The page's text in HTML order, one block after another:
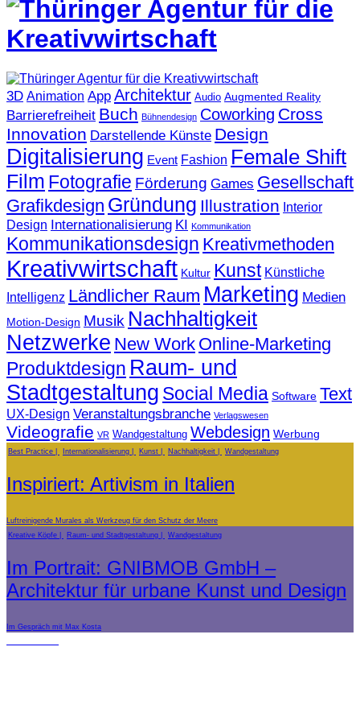
3D Animation App Architektur Audio Augmented Reality
Barrierefreiheit Buch Bühnendesign Coworking Cross
Innovation Darstellende Künste Design
Digitalisierung Event Fashion Female Shift
Film Fotografie Förderung Games Gesellschaft
Grafikdesign Gründung Illustration Interior
Design Internationalisierung KI Kommunikation
Kommunikationsdesign Kreativmethoden
Kreativwirtschaft Kultur Kunst Künstliche
Intelligenz Ländlicher Raum Marketing Medien
Motion-Design Musik Nachhaltigkeit
Netzwerke New Work Online-Marketing
Produktdesign Raum- und
Stadtgestaltung Social Media Software Text
UX-Design Veranstaltungsbranche Verlagswesen
Videografie VR Wandgestaltung Webdesign Werbung
Best Practice Internationalisierung Kunst Nachhaltigkeit Wandgestaltung
Inspiriert: Artivism in Italien
Luftreinigende Murales als Werkzeug für den Schutz der Meere
Kreative Köpfe
Raum- und Stadtgestaltung Wandgestaltung
Im Portrait: GNIBMOB GmbH –
Architektur für urbane Kunst und Design
Im Gespräch mit Max Kosta